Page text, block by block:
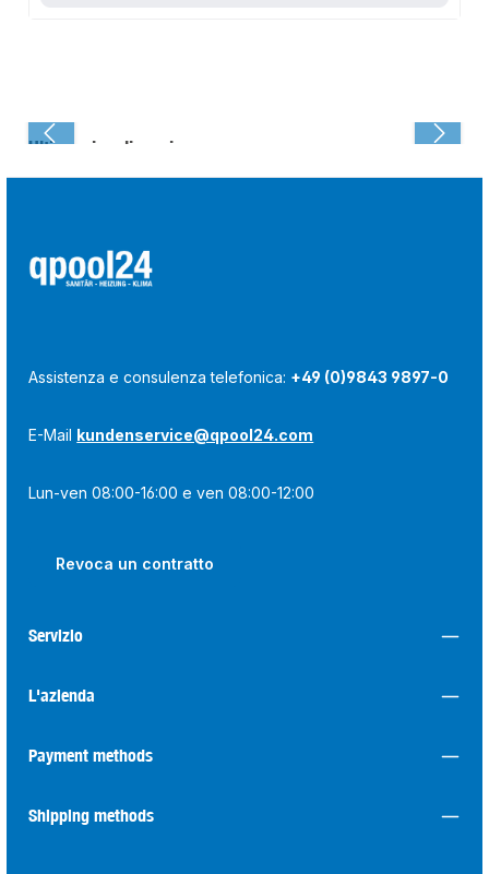
Ultima visualizzazione:
Assistenza e consulenza telefonica: +49 (0)9843 9897-0
E-Mail kundenservice@qpool24.com
Lun-ven 08:00-16:00 e ven 08:00-12:00
Revoca un contratto
Servizio
L'azienda
Payment methods
Shipping methods